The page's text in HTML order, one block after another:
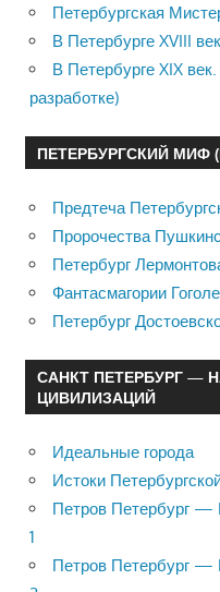
Петербургская
В Петербурге XVIII
В Петербурге XIX
разработке)
ПЕТЕРБУРГСКИЙ МИФ
Предтеча
Пророчества
Петербург
Фантасмагории
Петербург
САНКТ ПЕТЕРБУРГ —
ЦИВИЛИЗАЦИЙ
Идеальные города
Истоки
Петров Петербург
1
Петров Петербург